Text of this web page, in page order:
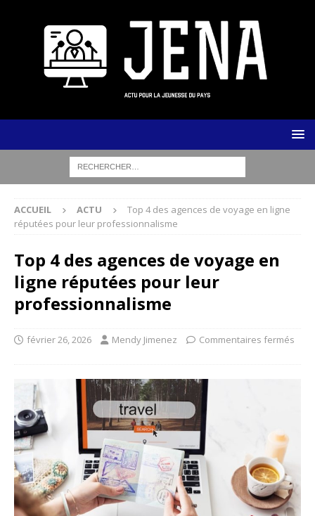
ACCUEIL ACTU
Top 4 des agences de voyage en ligne
réputées pour leur professionnalisme
Top 4 des agences de voyage en
ligne réputées pour leur
professionnalisme
février 26, 2026 Mendy Jimenez Commentaires fermés